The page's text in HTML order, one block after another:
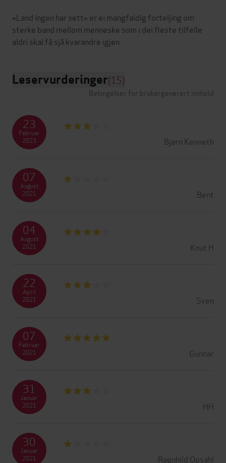
«Land ingen har sett» er ei mangfaldig forteljing om
sterke band mellom menneske som i dei fleste tilfelle
Leservurderinger(15)
Betingelser for brukergenerert innhold
Bjørn Kenneth
23
Februar
2023
Bent
07
August
2021
Knut H
04
August
2021
Sven
22
April
2021
Gunnar
07
Februar
2021
HH
31
Januar
2021
Ragnhild Opsahl
30
Januar
2021